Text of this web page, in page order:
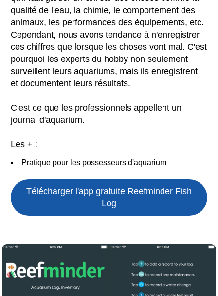
qualité de l'eau, la chimie, le comportement des
animaux, les performances des équipements, etc.
Cependant, nous avons tendance à n'enregistrer
ces chiffres que lorsque les choses vont mal. C'est
pourquoi les experts du hobby non seulement
surveillent leurs aquariums, mais ils enregistrent
et documentent leurs résultats.
C'est ce que les professionnels appellent un
journal d'aquarium.
Les + :
Pratique pour les possesseurs d'aquarium
Télécharger l'app gratuite Reefminder Fish
Log